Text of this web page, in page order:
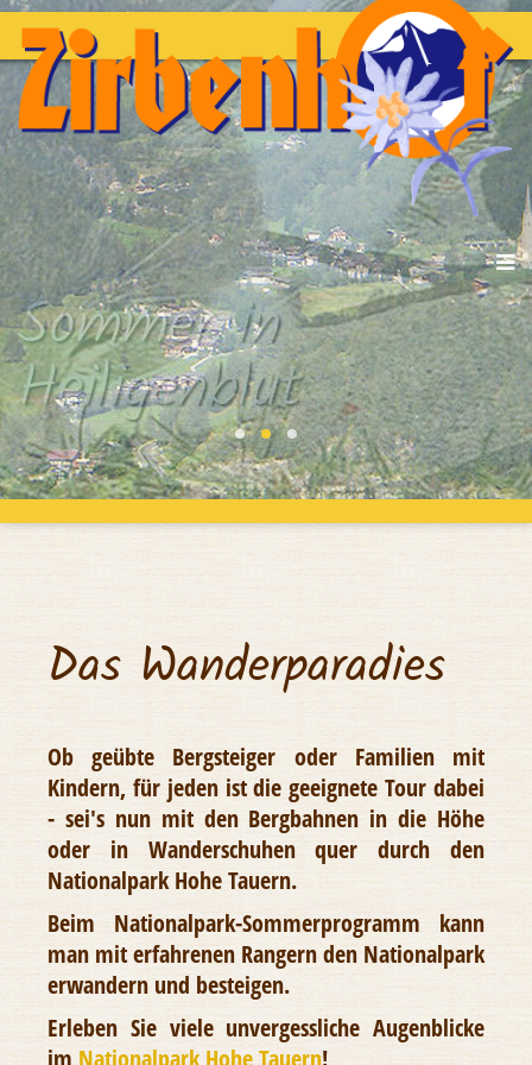
Sommer in
Heiligenblut
Das Wanderparadies
Ob geübte Bergsteiger oder Familien mit
Kindern, für jeden ist die geeignete Tour dabei
- sei's nun mit den Bergbahnen in die Höhe
oder in Wanderschuhen quer durch den
Nationalpark Hohe Tauern.
Beim Nationalpark-Sommerprogramm kann
man mit erfahrenen Rangern den Nationalpark
erwandern und besteigen.
Erleben Sie viele unvergessliche Augenblicke
im Nationalpark Hohe Tauern!